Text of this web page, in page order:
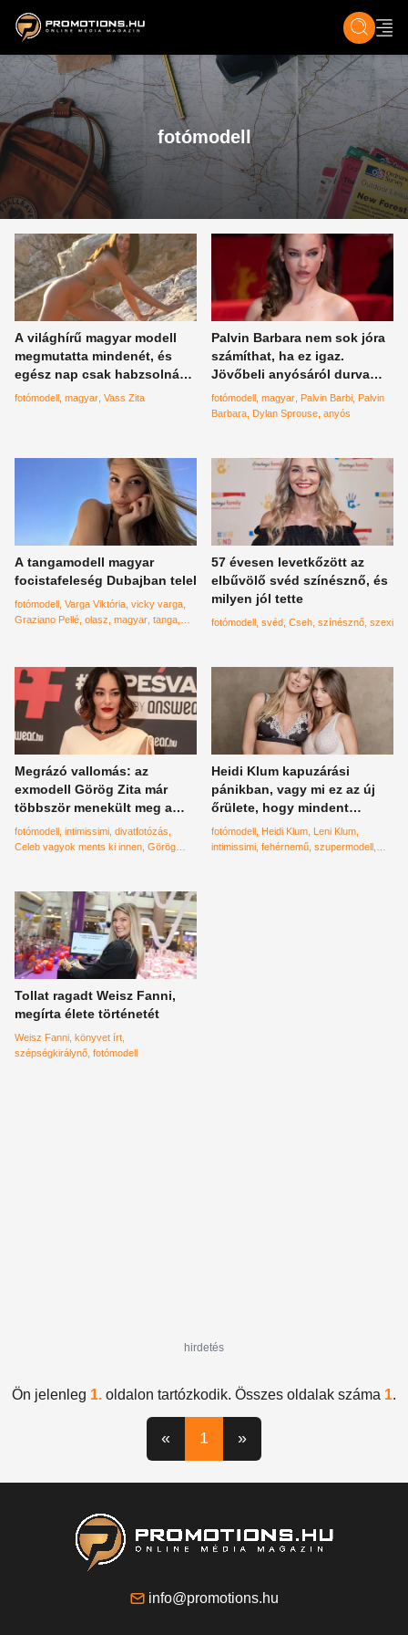
ZENE, FILM & KULT ÉLET TECH &
fotómodell
A világhírű magyar modell
megmutatta mindenét, és
egész nap csak habzsolnánk
a dekoltázsát
fotómodell magyar Vass Zita
Palvin Barbara nem sok jóra
számíthat, ha ez igaz.
Jövőbeli anyósáról durva
állítások kerültek napvilágra
fotómodell magyar Palvin Barbi Palvin
Barbara Dylan Sprouse anyós
A tangamodell magyar
focistafeleség Dubajban telel
fotómodell Varga Viktória vicky varga
Graziano Pellé olasz magyar tanga
57 évesen levetkőzött az
elbűvölő svéd színésznő, és
milyen jól tette
fotómodell svéd Cseh színésznő szexi
Megrázó vallomás: az
exmodell Görög Zita már
többször menekült meg a
halál torkából
fotómodell intimissimi divatfotózás
Celeb vagyok ments ki innen Görög
repülőbaleset sors RTL
Heidi Klum kapuzárási
pánikban, vagy mi ez az új
őrülete, hogy mindent
fehérneműben csinál?
fotómodell Heidi Klum Leni Klum
intimissimi fehérnemű szupermodell
Tollat ragadt Weisz Fanni,
megírta élete történetét
Weisz Fanni könyvet írt
szépségkirálynő fotómodell
hirdetés
Ön jelenleg 1. oldalon tartózkodik. Összes oldalak száma 1.
« 1 »
info@promotions.hu